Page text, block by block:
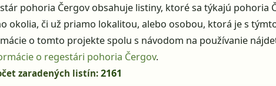
pohoria Čergov obsahuje listiny, ktoré sa týkajú pohoria
okolia, či už priamo lokalitou, alebo osobou, ktorá je s
o tomto projekte spolu s návodom na používanie
o regestári pohoria Čergov.
zaradených listín: 2161